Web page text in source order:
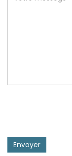
Envoyer